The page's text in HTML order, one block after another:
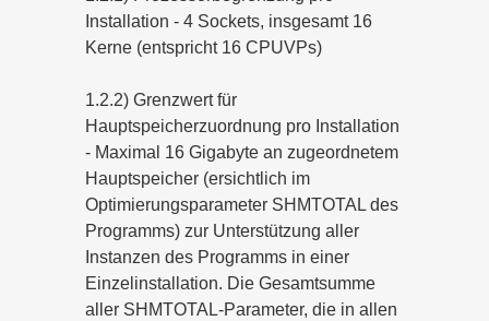
Installation - 4 Sockets, insgesamt 16
Kerne (entspricht 16 CPUVPs)
1.2.2) Grenzwert für
Hauptspeicherzuordnung pro Installation
- Maximal 16 Gigabyte an zugeordnetem
Hauptspeicher (ersichtlich im
Optimierungsparameter SHMTOTAL des
Programms) zur Unterstützung aller
Instanzen des Programms in einer
Einzelinstallation. Die Gesamtsumme
aller SHMTOTAL-Parameter, die in allen